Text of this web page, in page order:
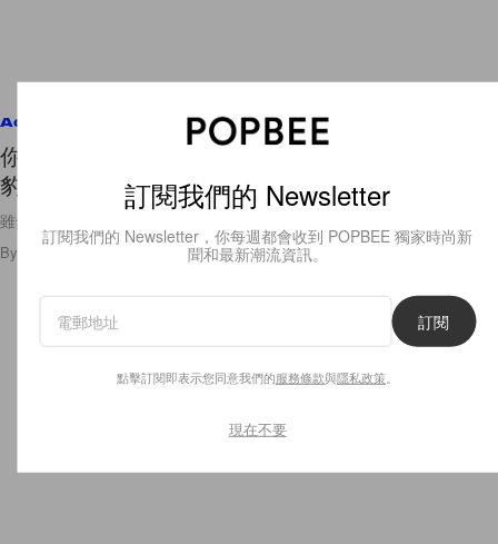
Accessories
你不知道的勞力士：因為它的支持，首隻野生美洲
豹在阿根廷國家公園誕生！
雖然買不起手錶，但仍然謝謝你！
By 2023年5月14日
訂閱我們的 Newsletter
訂閱我們的 Newsletter，你每週都會收到 POPBEE 獨家時尚新
聞和最新潮流資訊。
訂閱
點擊訂閱即表示您同意我們的服務條款與隱私政策
現在不要